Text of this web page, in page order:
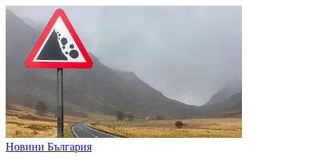
Новини България